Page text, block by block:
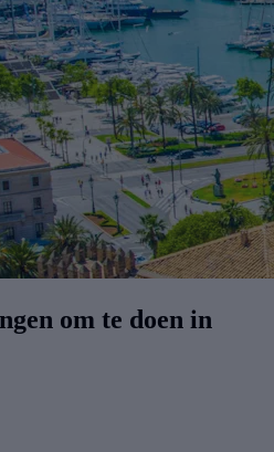
om te doen in